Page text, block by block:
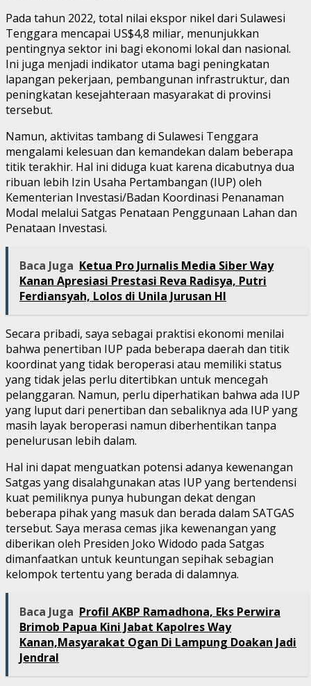
Pada tahun 2022, total nilai ekspor nikel dari Sulawesi
Tenggara mencapai US$4,8 miliar, menunjukkan
pentingnya sektor ini bagi ekonomi lokal dan nasional.
Ini juga menjadi indikator utama bagi peningkatan
lapangan pekerjaan, pembangunan infrastruktur, dan
peningkatan kesejahteraan masyarakat di provinsi
tersebut.
Namun, aktivitas tambang di Sulawesi Tenggara
mengalami kelesuan dan kemandekan dalam beberapa
titik terakhir. Hal ini diduga kuat karena dicabutnya dua
ribuan lebih Izin Usaha Pertambangan (IUP) oleh
Kementerian Investasi/Badan Koordinasi Penanaman
Modal melalui Satgas Penataan Penggunaan Lahan dan
Penataan Investasi.
Baca Juga Ketua Pro Jurnalis Media Siber Way
Kanan Apresiasi Prestasi Reva Radisya, Putri
Ferdiansyah, Lolos di Unila Jurusan HI
Secara pribadi, saya sebagai praktisi ekonomi menilai
bahwa penertiban IUP pada beberapa daerah dan titik
koordinat yang tidak beroperasi atau memiliki status
yang tidak jelas perlu ditertibkan untuk mencegah
pelanggaran. Namun, perlu diperhatikan bahwa ada IUP
yang luput dari penertiban dan sebaliknya ada IUP yang
masih layak beroperasi namun diberhentikan tanpa
penelurusan lebih dalam.
Hal ini dapat menguatkan potensi adanya kewenangan
Satgas yang disalahgunakan atas IUP yang bertendensi
kuat pemiliknya punya hubungan dekat dengan
beberapa pihak yang masuk dan berada dalam SATGAS
tersebut. Saya merasa cemas jika kewenangan yang
diberikan oleh Presiden Joko Widodo pada Satgas
dimanfaatkan untuk keuntungan sepihak sebagian
kelompok tertentu yang berada di dalamnya.
Baca Juga Profil AKBP Ramadhona, Eks Perwira
Brimob Papua Kini Jabat Kapolres Way
Kanan,Masyarakat Ogan Di Lampung Doakan Jadi
Jendral